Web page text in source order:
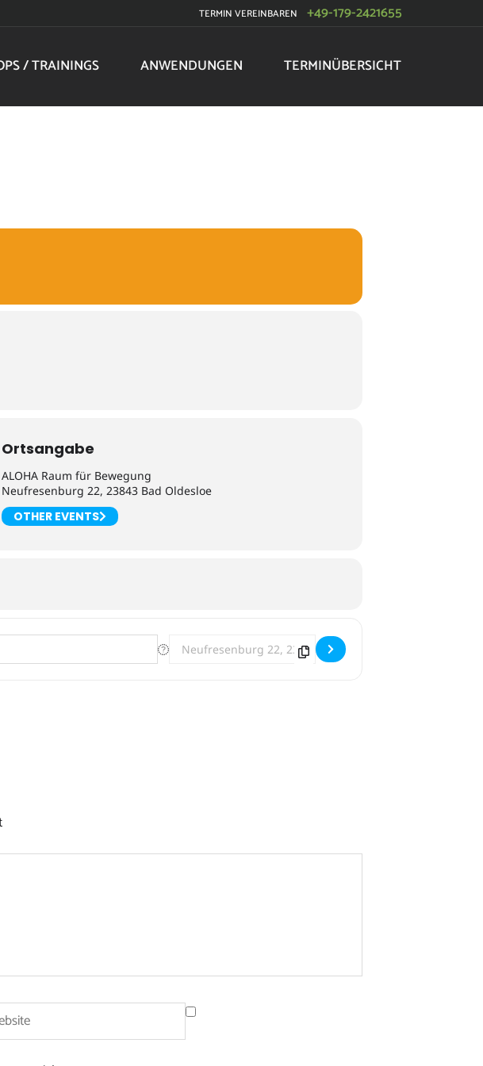
TERMIN VEREINBAREN +49-179-2421655
/ TRAININGS ANWENDUNGEN TERMINÜBERSICHT
Ortsangabe
ALOHA Raum für Bewegung
Neufresenburg 22, 23843 Bad Oldesloe
OTHER EVENTS
Destination Address - Fliegen in Neufresenburg